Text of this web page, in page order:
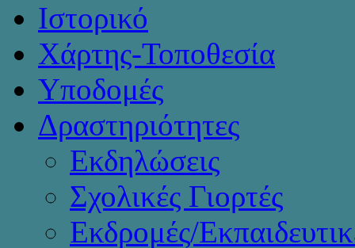
Ιστορικό
Χάρτης-Τοποθεσία
Υποδομές
Δραστηριότητες
Εκδηλώσεις
Σχολικές Γιορτές
Εκδρομές/